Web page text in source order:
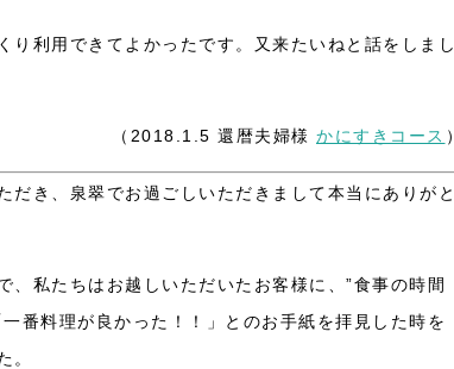
利用できてよかったです。又来たいねと話をしまし
（2018.1.5 還暦夫婦様 かにすきコース ）
き、泉翠でお過ごしいただきまして本当にありがと
私たちはお越しいただいたお客様に、”食事の時間
番料理が良かった！！」とのお手紙を拝見した時を
。